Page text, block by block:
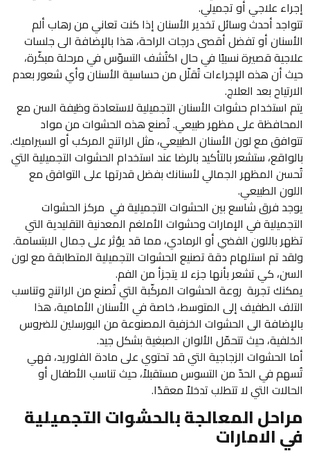
علاجي أو تجميلي.
أحدث وسائل تخدير الأسنان إذا كنت تعاني من رهاب ألم
أو تفضل أقصى درجات الراحة، هذا بالإضافة الى جلسات
قصيرة نسبيًا في حال اكتُشف التسوّس في مرحلة مبكّرة،
أن هذه الإجراءات تُقلّل من حساسية الأسنان وأي شعور بعدم
بعد العلاج.
استخدام حشوات الأسنان التجميلية لاستعادة وظيفة السن مع
على مظهر طبيعي. تُصنع هذه الحشوات من مواد
مع لون الأسنان الطبيعي، مثل الراتنج المركب أو السيراميك.
ستشعر بالتأكيد بالرضا عند استخدام الحشوات التجميلية التي
المظهر الجمالي لأسنانك بفضل قدرتها على التوافق مع
الطبيعي.
فرق شاسع بين الحشوات التجميلية في مركز الحشوات
في الإمارات وحشوات الأملغم المعدنية التقليدية التي
باللون الفضي أو الرمادي، مما قد يؤثر على جمال الابتسامة.
تم استلهام دقة تصنيع الحشوات التجميلية المتطابقة مع لون
كي تشعر بأنها جزء لا يتجزأ من الفم.
تجربة روعة الحشوات المركّبة التي تُصنع من الراتنج وتناسب
الطفيف إلى المتوسط، خاصة في الأسنان الأمامية، هذا
الى الحشوات الخزفية المصنوعة من البورسلين للضروس
حيث تتحمّل الألوان الصبغية بشكل جيد.
الحشوات الزجاجية التي قد تحتوي على مادة الفلوريد، فهي
في الحدّ من التسوس مستقبلاً، حيث تناسب الأطفال أو
التي لا تتطلب تدخلاً معقدًا.
المعالجة بالحشوات التجميلية
الامارات